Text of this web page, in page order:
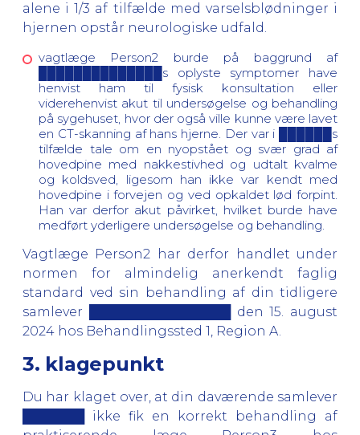
alene i 1/3 af tilfælde med varselsblødninger i
hjernen opstår neurologiske udfald.
vagtlæge Person2 burde på baggrund af
██████████████s oplyste symptomer have
henvist ham til fysisk konsultation eller
viderehenvist akut til undersøgelse og behandling
på sygehuset, hvor der også ville kunne være lavet
en CT-skanning af hans hjerne. Der var i ██████s
tilfælde tale om en nyopstået og svær grad af
hovedpine med nakkestivhed og udtalt kvalme
og koldsved, ligesom han ikke var kendt med
hovedpine i forvejen og ved opkaldet lød forpint.
Han var derfor akut påvirket, hvilket burde have
medført yderligere undersøgelse og behandling.
Vagtlæge Person2 har derfor handlet under
normen for almindelig anerkendt faglig
standard ved sin behandling af din tidligere
samlever ████████████████ den 15. august
2024 hos Behandlingssted 1, Region A.
3. klagepunkt
Du har klaget over, at din daværende samlever
███████ ikke fik en korrekt behandling af